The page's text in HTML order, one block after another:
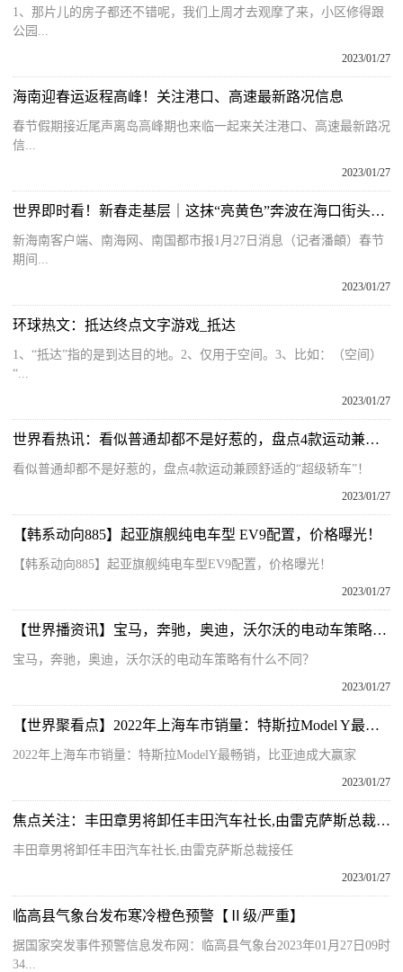
1、那片儿的房子都还不错呢，我们上周才去观摩了来，小区修得跟
公园...
2023/01/27
海南迎春运返程高峰！关注港口、高速最新路况信息
春节假期接近尾声离岛高峰期也来临一起来关注港口、高速最新路况
信...
2023/01/27
世界即时看！新春走基层｜这抹“亮黄色”奔波在海口街头运送“年味”
新海南客户端、南海网、南国都市报1月27日消息（记者潘頔）春节
期间...
2023/01/27
环球热文：抵达终点文字游戏_抵达
1、“抵达”指的是到达目的地。2、仅用于空间。3、比如：（空间）
“...
2023/01/27
世界看热讯：看似普通却都不是好惹的，盘点4款运动兼顾舒适的“超级轿车”！
看似普通却都不是好惹的，盘点4款运动兼顾舒适的“超级轿车”！
2023/01/27
【韩系动向885】起亚旗舰纯电车型 EV9配置，价格曝光！
【韩系动向885】起亚旗舰纯电车型EV9配置，价格曝光！
2023/01/27
【世界播资讯】宝马，奔驰，奥迪，沃尔沃的电动车策略有什么不同？
宝马，奔驰，奥迪，沃尔沃的电动车策略有什么不同？
2023/01/27
【世界聚看点】2022年上海车市销量：特斯拉Model Y最畅销，比亚迪成大赢家
2022年上海车市销量：特斯拉ModelY最畅销，比亚迪成大赢家
2023/01/27
焦点关注：丰田章男将卸任丰田汽车社长,由雷克萨斯总裁接任
丰田章男将卸任丰田汽车社长,由雷克萨斯总裁接任
2023/01/27
临高县气象台发布寒冷橙色预警【Ⅱ级/严重】
据国家突发事件预警信息发布网：临高县气象台2023年01月27日09时
34...